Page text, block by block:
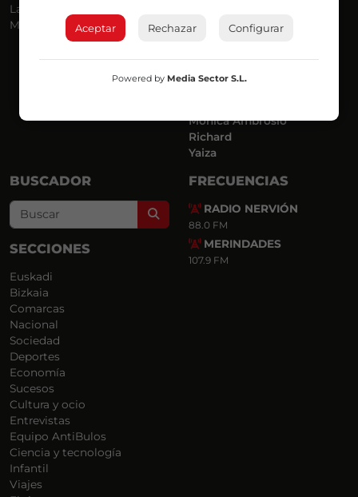
La Mañana de Radio Nervión
Más Madrugada
Jon
Joseba
Luis Carlos
Mónica Ambrosio
Richard
Yaiza
BUSCADOR
Search
SECCIONES
Euskadi
Bizkaia
Comarcas
Nacional
Sociedad
Deportes
Economía
Sucesos
Cultura y ocio
Entrevistas
Equipo AntiBulos
Ciencia y tecnología
Infantil
Viajes
FRECUENCIAS
RADIO NERVIÓN
88.0 FM
MERINDADES
107.9 FM
Aceptar Rechazar Configurar
Powered by Media Sector S.L.